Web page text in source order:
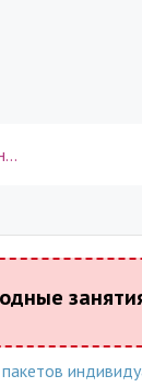
пакетов